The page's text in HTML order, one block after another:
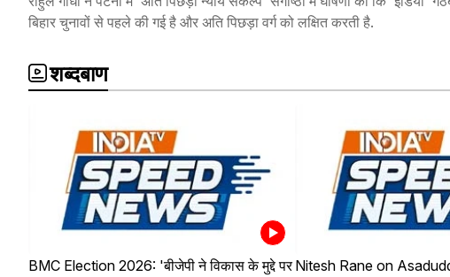
बिहार चुनावों से पहले की गई है और अति पिछड़ा वर्ग को लक्षित करती है.
शब्दबाण
BMC Election 2026: 'बीजेपी ने विकास के मुद्दे पर Nitesh Rane on